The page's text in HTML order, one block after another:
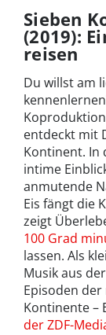
Sieben
(2019):
reisen
Du willst am
Koproduktion
entdeckt mit
Kontinent. In
intime
anmutende
Eis fängt die
zeigt
100 Grad
lassen. Als
Musik aus
Episoden
Kontinente –
der ZDF-